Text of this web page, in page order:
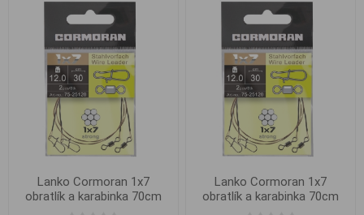
Lanko Cormoran 1x7
obratlík a karabinka 70cm
Lanko Cormoran 1x7
obratlík a karabinka 70cm